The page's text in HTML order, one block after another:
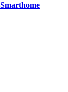
Smarthome